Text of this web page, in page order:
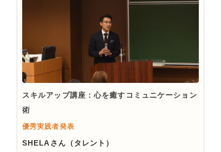
スキルアップ講座：心を癒すコミュニケーション
術
優秀実践者発表
SHELAさん（タレント）